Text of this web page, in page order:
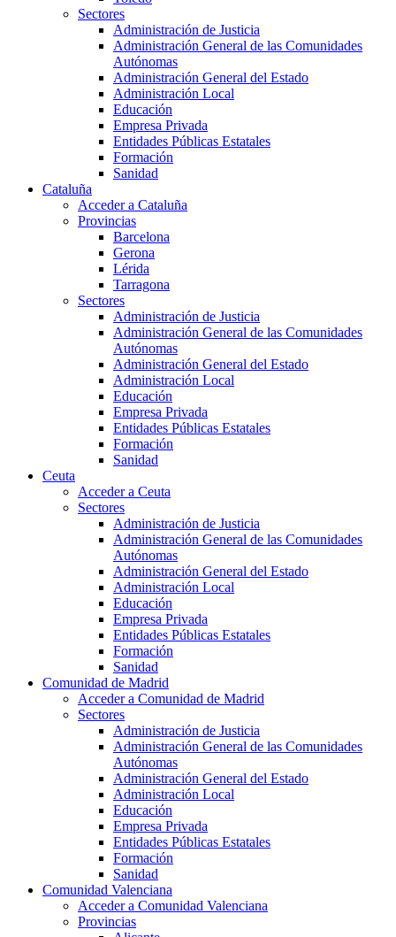
Sectores
Administración de Justicia
Administración General de las Comunidades
Autónomas
Administración General del Estado
Administración Local
Educación
Empresa Privada
Entidades Públicas Estatales
Formación
Sanidad
Cataluña
Acceder a Cataluña
Provincias
Barcelona
Gerona
Lérida
Tarragona
Sectores
Administración de Justicia
Administración General de las Comunidades
Autónomas
Administración General del Estado
Administración Local
Educación
Empresa Privada
Entidades Públicas Estatales
Formación
Sanidad
Ceuta
Acceder a Ceuta
Sectores
Administración de Justicia
Administración General de las Comunidades
Autónomas
Administración General del Estado
Administración Local
Educación
Empresa Privada
Entidades Públicas Estatales
Formación
Sanidad
Comunidad de Madrid
Acceder a Comunidad de Madrid
Sectores
Administración de Justicia
Administración General de las Comunidades
Autónomas
Administración General del Estado
Administración Local
Educación
Empresa Privada
Entidades Públicas Estatales
Formación
Sanidad
Comunidad Valenciana
Acceder a Comunidad Valenciana
Provincias